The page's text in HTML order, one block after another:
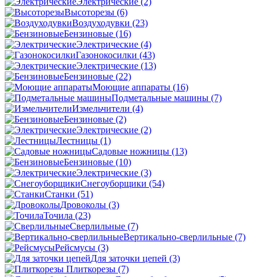
Высоторезы (6)
Воздуходувки (23)
Бензиновые (16)
Электрические (4)
Газонокосилки (43)
Электрические (13)
Бензиновые (22)
Моющие аппараты (16)
Подметальные машины (7)
Измельчители (4)
Бензиновые (2)
Электрические (2)
Лестницы (1)
Садовые ножницы (13)
Бензиновые (10)
Электрические (3)
Снегоуборщики (54)
Станки (51)
Дровоколы (3)
Точила (23)
Сверлильные (7)
Вертикально-сверлильные (7)
Рейсмусы (3)
Для заточки цепей (3)
Плиткорезы (7)